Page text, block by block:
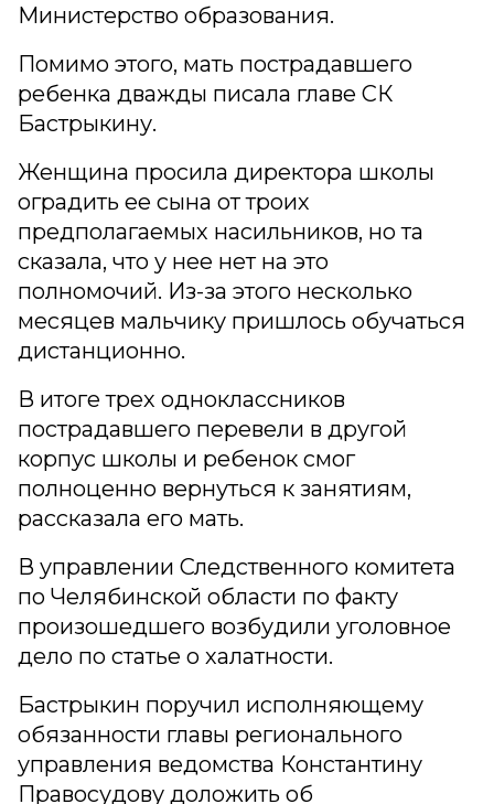
Министерство образования.
Помимо этого, мать пострадавшего
ребенка дважды писала главе СК
Бастрыкину.
Женщина просила директора школы
оградить ее сына от троих
предполагаемых насильников, но та
сказала, что у нее нет на это
полномочий. Из-за этого несколько
месяцев мальчику пришлось обучаться
дистанционно.
В итоге трех одноклассников
пострадавшего перевели в другой
корпус школы и ребенок смог
полноценно вернуться к занятиям,
рассказала его мать.
В управлении Следственного комитета
по Челябинской области по факту
произошедшего возбудили уголовное
дело по статье о халатности.
Бастрыкин поручил исполняющему
обязанности главы регионального
управления ведомства Константину
Правосудову доложить об